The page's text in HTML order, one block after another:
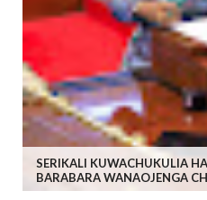
SERIKALI KUWACHUKULIA
BARABARA WANAOJENGA